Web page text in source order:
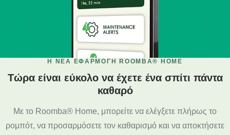
Η ΝΈΑ ΕΦΑΡΜΟΓΉ ROOMBA® HOME
Τώρα είναι εύκολο να έχετε ένα σπίτι πάντα
καθαρό
Με το Roomba® Home, μπορείτε να ελέγξετε πλήρως το
ρομπότ, να προσαρμόσετε τον καθαρισμό και να αποκτήσετε